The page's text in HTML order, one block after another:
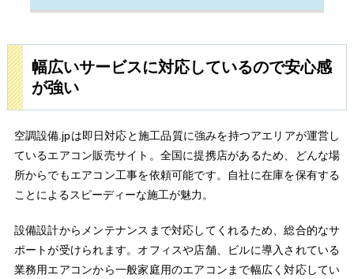
幅広いサービスに対応しているので安心感
が強い
空調設備.jpは即日対応と施工品質に強みを持つアエリアが運営し
ているエアコン販売サイト。全国に提携店があるため、どんな場
所からでもエアコン工事を依頼可能です。自社に在庫を保有する
ことによるスピーディーな施工が魅力。
設備設計からメンテナンスまで対応してくれるため、総合的なサ
ポートが受けられます。オフィスや店舗、ビルに導入されている
業務用エアコンから一般家庭用のエアコンまで幅広く対応してい